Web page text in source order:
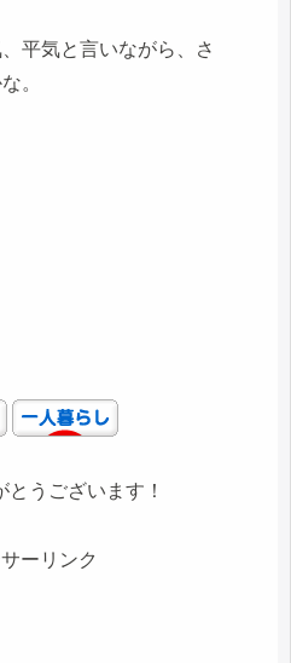
平気と言いながら、さ
。
うございます！
ーリンク